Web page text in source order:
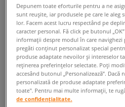
ÎNAPOI LA
◾️ Sunt0produse din categoria
Puma x Peanuts ◾️
Depunem toate eforturile pentru a ne
sunt reușite, iar produsele pe care le
lor. Facem acest lucru respectând pe
caracter personal. Fă click pe butonul
informații despre modul în care
pregăti conținut personalizat special
produse adaptate nevoilor și intereselor
reținerea preferințelor selectate. Poți
accesând butonul „Personalizează”.
personalizată de produse adaptate
toate". Pentru mai multe informații, te
de confidențialitate.